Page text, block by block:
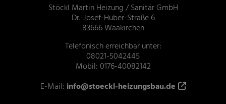
Stöckl Martin Heizung / Sanitär GmbH
Dr.-Josef-Huber-Straße 6
83666 Waakirchen
Telefonisch erreichbar unter:
08021-5042445
Mobil: 0176-40082142
E-Mail: info@stoeckl-heizungsbau.de